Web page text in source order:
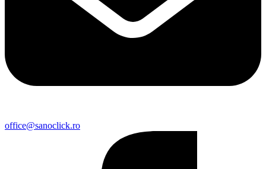
office@sanoclick.ro